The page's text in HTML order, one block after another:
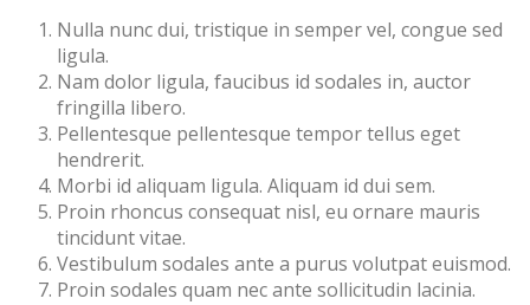
Nulla nunc dui, tristique in semper vel, congue sed
ligula.
Nam dolor ligula, faucibus id sodales in, auctor
fringilla libero.
Pellentesque pellentesque tempor tellus eget
hendrerit.
Morbi id aliquam ligula. Aliquam id dui sem.
Proin rhoncus consequat nisl, eu ornare mauris
tincidunt vitae.
Vestibulum sodales ante a purus volutpat euismod.
Proin sodales quam nec ante sollicitudin lacinia.